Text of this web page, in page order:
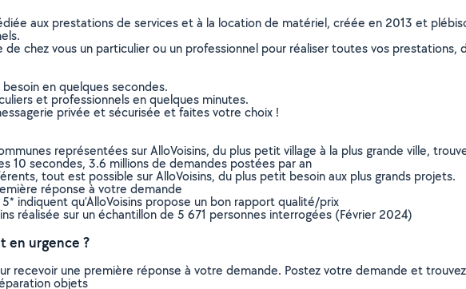
aux prestations de services et à la location de matériel, créée en 2013 et
chez vous un particulier ou un professionnel pour réaliser toutes vos
en quelques secondes.
et professionnels en quelques minutes.
privée et sécurisée et faites votre choix !
représentées sur AlloVoisins, du plus petit village à la plus grande ville,
10 secondes, 3.6 millions de demandes postées par an
tout est possible sur AlloVoisins, du plus petit besoin aux plus grands projets.
réponse à votre demande
indiquent qu’AlloVoisins propose un bon rapport qualité/prix
réalisée sur un échantillon de 5 671 personnes interrogées (Février 2024)
en urgence ?
recevoir une première réponse à votre demande. Postez votre demande et
objets